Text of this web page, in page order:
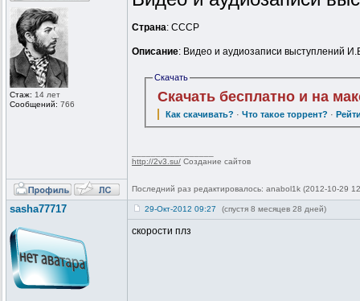
Стаж: 14 лет
Сообщений: 766
Страна: СССР
Описание: Видео и аудиозаписи выступлений
Скачать
Скачать бесплатно и на
Как скачивать? ·Что такое торрент? ·
http://2v3.su/ Создание сайтов
Последний раз редактировалось: anabol1k (2012-10-29
sasha77717 29-Окт-2012 09:27 (спустя 8 месяцев 28 дней)
скорости плз